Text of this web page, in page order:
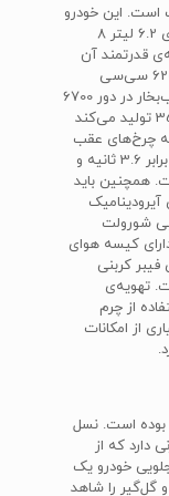
است. این خودرو
با تغییراتی نسبت به مدل پایه دارای پیشرانه‌ی 6.2 لیتر 8
قدرتمند آن
می‌پردازیم که 8 سیلندری بوده و حجم آن 6200 سی‌سی
است. این پیشرانه توان تولیدی برابر 460 اسب‌بخار در دور 6700
و گشتاوری معادل 617 نیوتن‌متر را در دور 3500 تولید می‌کند
به چرخ‌های عقب
منتقل می‌شود. شتاب صفر تا صد این خودرو برابر 3.6 ثانیه و
است. همچنین باید
شورولت
کیسه هوای
فیبر کربنی
تهویه‌ی
8 اینچی، استفاده از چرم
از امکانات
بوده است. نسل
دارد که از
خودرو یک
گل‌گیر را شاهد